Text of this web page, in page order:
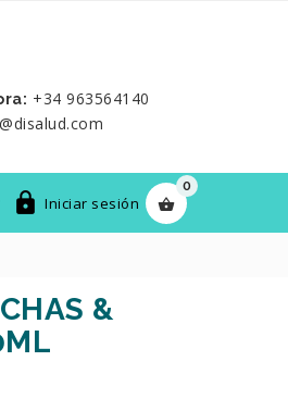
+34 963564140

0
 Iniciar sesión
&